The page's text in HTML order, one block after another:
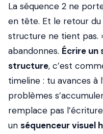
La séquence 2 ne
en tête. Et le retour
structure ne tient pas.
abandonnes. Écrire un
structure, c’est
timeline : tu avances à
problèmes
remplace pas
un séquenceur visuel